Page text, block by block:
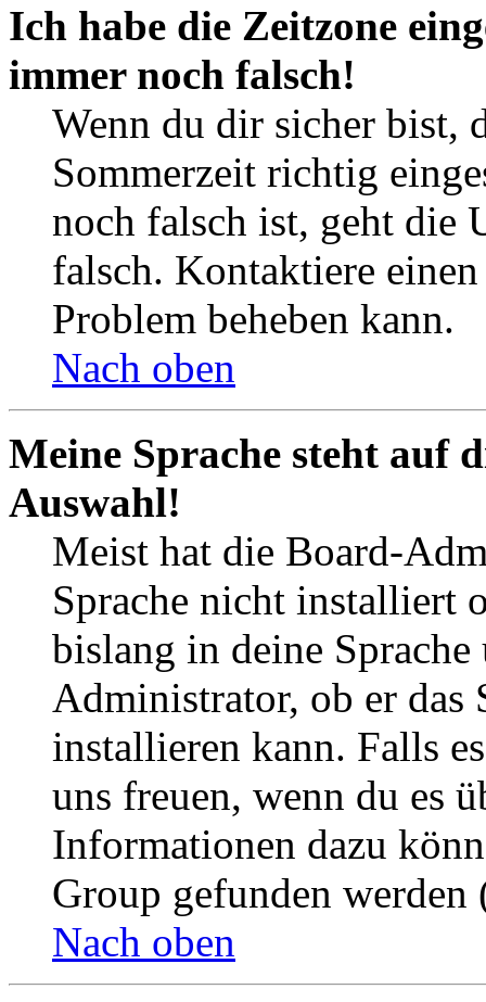
Ich habe die Zeitzone
immer noch falsch!
Wenn du dir sicher bist,
Sommerzeit richtig
noch falsch ist, geht die
falsch. Kontaktiere
Problem beheben kann.
Nach oben
Meine Sprache steht auf
Auswahl!
Meist hat die Board-
Sprache nicht installiert
bislang in deine
Administrator, ob er das
installieren kann. Falls
uns freuen, wenn du es
Informationen dazu
Group gefunden
Nach oben